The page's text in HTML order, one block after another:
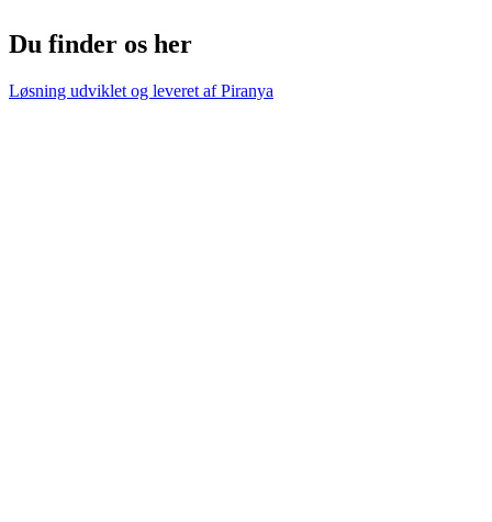
Du finder os her
Løsning udviklet og leveret afPiranya